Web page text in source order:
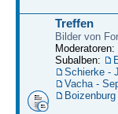
Treffen
Bilder von
Moderatoren:
Subalben:
Schierke -
Vacha -
Boizenburg